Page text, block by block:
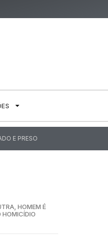
E PRESO
HOMEM É
HOMICÍDIO